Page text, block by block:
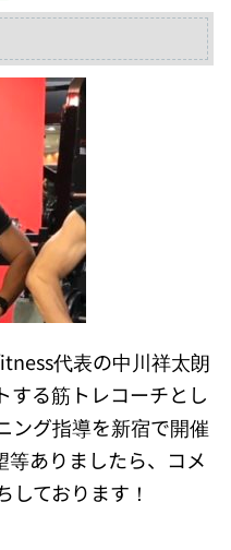
代表の中川祥太朗
する筋トレコーチとし
ング指導を新宿で開催
等ありましたら、コメ
しております！